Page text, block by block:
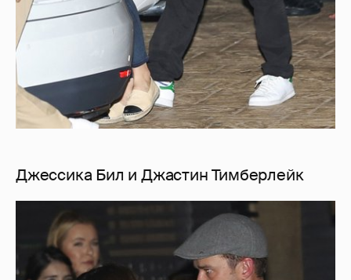
Джессика Бил и Джастин Тимберлейк